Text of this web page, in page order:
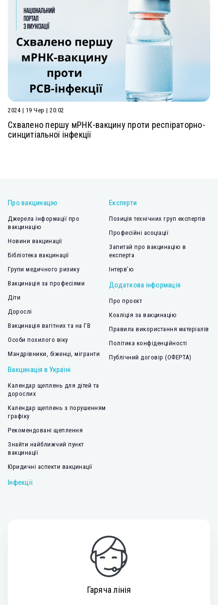
2024 | 19 Чер | 20:02
Схвалено першу мРНК-вакцину проти респіраторно-
синцитіальної інфекції
Про вакцинацію
Джерела інформації про
вакцинацію
Новини вакцинації
Бібліотека вакцинації
Групи медичного ризику
Вакцинація за професіями
Діти
Дорослі
Вакцинація вагітних та на ГВ
Особи похилого віку
Мандрівники, біженці, мігранти
Вакцинація в Україні
Календар щеплень для дітей та
дорослих
Календар щеплень з порушенням
графіку
Рекомендовані щеплення
Знайти найближчий пункт
вакцинації
Юридичні аспекти вакцинації
Інфекції
Експерти
Позиція технічних груп експертів
Професійні асоціації
Запитай про вакцинацію в
експерта
Інтерв’ю
Додаткова інформація
Про проєкт
Коаліція за вакцинацію
Правила використання матеріалів
Політика конфіденційності
Публічний договір (ОФЕРТА)
Гаряча лінія